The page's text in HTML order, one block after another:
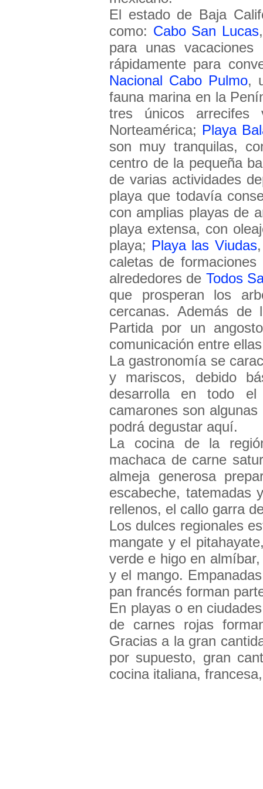
El estado de Baja
como: Cabo San Lucas
para unas
rápidamente para
Nacional Cabo Pulmo,
fauna marina en la
tres únicos
Norteamérica; Playa
son muy tranquilas,
centro de la pequeña
de varias actividades
playa que todavía
con amplias playas de
playa extensa, con
playa; Playa las Viudas
caletas de
alrededores de Todos
que prosperan los
cercanas. Además
Partida por un
comunicación entre
La gastronomía se
y mariscos, debido
desarrolla en todo el
camarones son
podrá degustar aquí.
La cocina de la
machaca de carne
almeja generosa
escabeche, tatemadas
rellenos, el callo garra
Los dulces regionales
mangate y el
verde e higo en
y el mango.
pan francés forman
En playas o en
de carnes rojas
Gracias a la gran
por supuesto, gran
cocina italiana,